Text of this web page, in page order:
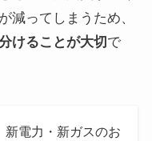
減ってしまうため、
けることが大切 で
新電力・新ガスのお